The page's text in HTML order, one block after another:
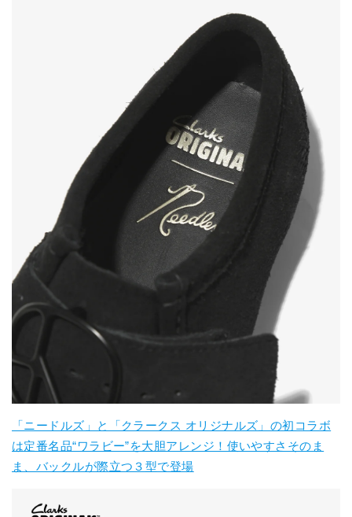
「ニードルズ」と「クラークス オリジナルズ」の初コラボ
は定番名品“ワラビー”を大胆アレンジ！使いやすさそのま
ま、バックルが際立つ３型で登場